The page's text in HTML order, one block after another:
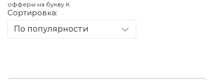
офферы на букву K
Сортировка:
По популярности